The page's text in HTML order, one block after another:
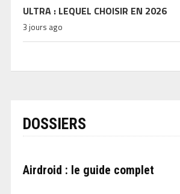
ULTRA : LEQUEL CHOISIR EN 2026
3 jours ago
DOSSIERS
Airdroid : le guide complet